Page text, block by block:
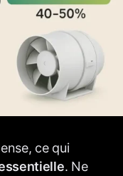
ce qui
. Ne